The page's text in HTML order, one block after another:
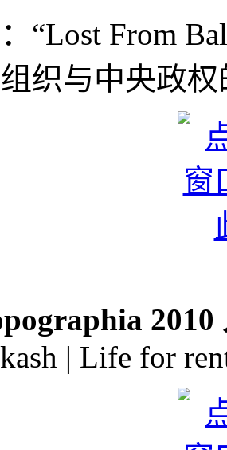
“Lost From
织与中央政
| Life for